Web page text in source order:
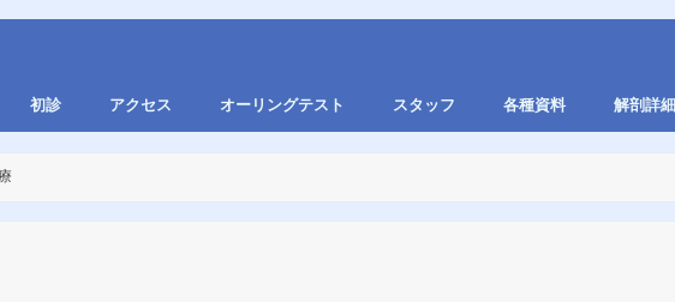
初診 アクセス オーリングテスト スタッフ 各種資料 解剖詳細